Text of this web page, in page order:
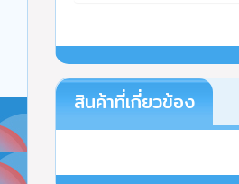
สินค้าที่เกี่ยวข้อง